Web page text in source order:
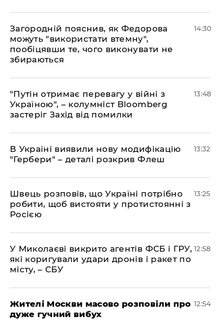
Загородній пояснив, як Федорова
можуть "використати втемну",
пообіцявши те, чого виконувати не
збираються
14:30
"Путін отримає перевагу у війні з
Україною", – колумніст Bloomberg
застеріг Захід від помилки
13:48
В Україні виявили нову модифікацію
"Гербери" – деталі розкрив Флеш
13:32
Швець розповів, що Україні потрібно
робити, щоб вистояти у протистоянні з
Росією
13:25
У Миколаєві викрито агентів ФСБ і ГРУ,
які коригували удари дронів і ракет по
місту, – СБУ
12:58
Жителі Москви масово розповіли про
дуже гучний вибух
12:54